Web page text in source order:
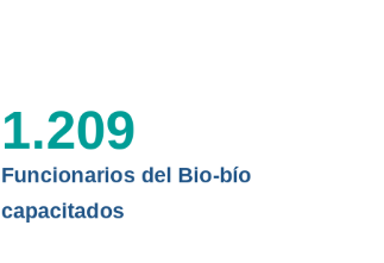
Funcionarios del Bio-bío
capacitados
1.209